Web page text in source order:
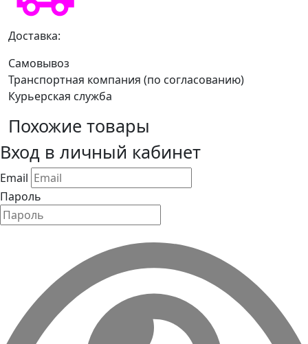
Доставка:
Самовывоз
Транспортная компания (по согласованию)
Курьерская служба
Похожие товары
Вход в личный кабинет
Email
Пароль